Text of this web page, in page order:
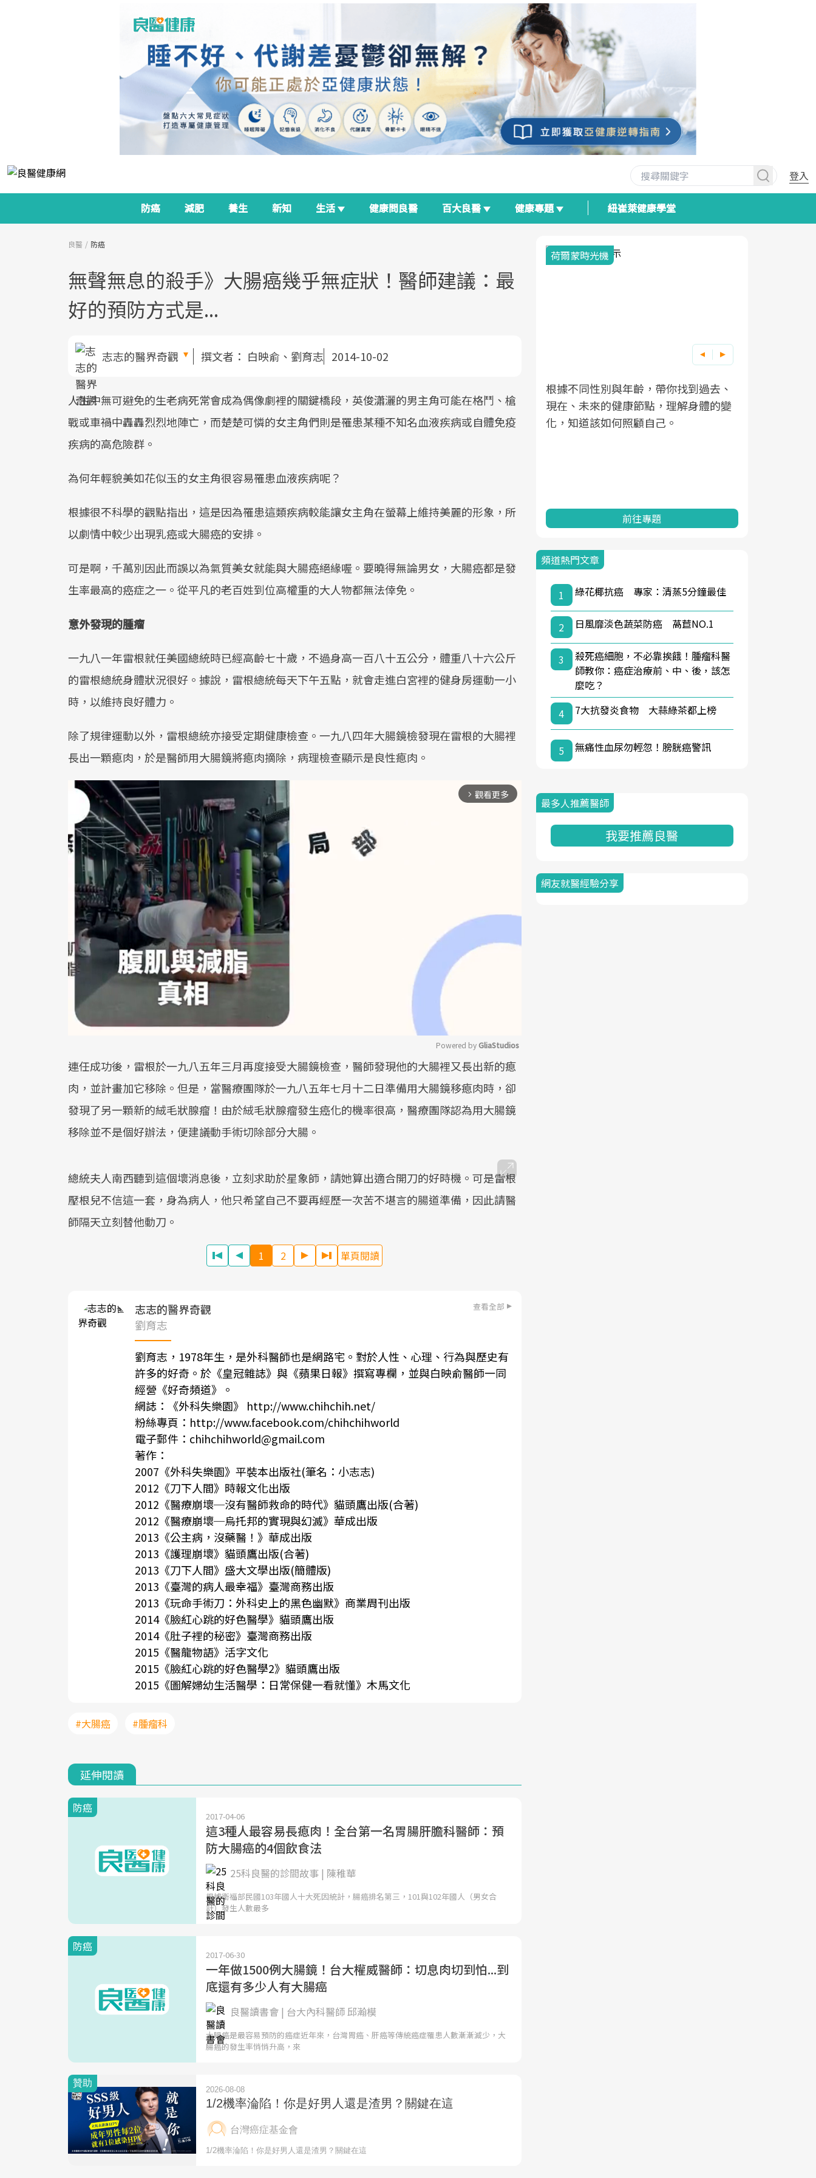
登入
防癌 減肥 養生 新知 生活 健康問良醫 百大良醫 健康專題 紐崔萊健康學堂
良醫 防癌
無聲無息的殺手》大腸癌幾乎無症狀！醫師建議：最
好的預防方式是...
志志的醫界奇觀 撰文者： 白映俞、劉育志 2014-10-02
人生中無可避免的生老病死常會成為偶像劇裡的關鍵橋段，英俊瀟灑的男主角可能在格鬥、槍
戰或車禍中轟轟烈烈地陣亡，而楚楚可憐的女主角們則是罹患某種不知名血液疾病或自體免疫
疾病的高危險群。
為何年輕貌美如花似玉的女主角很容易罹患血液疾病呢？
根據很不科學的觀點指出，這是因為罹患這類疾病較能讓女主角在螢幕上維持美麗的形象，所
以劇情中較少出現乳癌或大腸癌的安排。
可是啊，千萬別因此而誤以為氣質美女就能與大腸癌絕緣喔。要曉得無論男女，大腸癌都是發
生率最高的癌症之一。從平凡的老百姓到位高權重的大人物都無法倖免。
意外發現的腫瘤
一九八一年雷根就任美國總統時已經高齡七十歲，不過身高一百八十五公分，體重八十六公斤
的雷根總統身體狀況很好。據說，雷根總統每天下午五點，就會走進白宮裡的健身房運動一小
時，以維持良好體力。
除了規律運動以外，雷根總統亦接受定期健康檢查。一九八四年大腸鏡檢發現在雷根的大腸裡
長出一顆瘜肉，於是醫師用大腸鏡將瘜肉摘除，病理檢查顯示是良性瘜肉。
arrow_forward_ios 觀看更多
Mute
Powered by GliaStudios
連任成功後，雷根於一九八五年三月再度接受大腸鏡檢查，醫師發現他的大腸裡又長出新的瘜
肉，並計畫加它移除。但是，當醫療團隊於一九八五年七月十二日準備用大腸鏡移瘜肉時，卻
發現了另一顆新的絨毛狀腺瘤！由於絨毛狀腺瘤發生癌化的機率很高，醫療團隊認為用大腸鏡
移除並不是個好辦法，便建議動手術切除部分大腸。
總統夫人南西聽到這個壞消息後，立刻求助於星象師，請她算出適合開刀的好時機。可是雷根
壓根兒不信這一套，身為病人，他只希望自己不要再經歷一次苦不堪言的腸道準備，因此請醫
師隔天立刻替他動刀。
1 2 單頁閱讀
志志的醫界奇觀 查看全部
劉育志
劉育志，1978年生，是外科醫師也是網路宅。對於人性、心理、行為與歷史有
許多的好奇。於《皇冠雜誌》與《蘋果日報》撰寫專欄，並與白映俞醫師一同
經營《好奇頻道》。
網誌：《外科失樂園》 http://www.chihchih.net/
粉絲專頁：http://www.facebook.com/chihchihworld
電子郵件：chihchihworld@gmail.com
著作：
2007《外科失樂園》平裝本出版社(筆名：小志志)
2012《刀下人間》時報文化出版
2012《醫療崩壞─沒有醫師救命的時代》貓頭鷹出版(合著)
2012《醫療崩壞─烏托邦的實現與幻滅》華成出版
2013《公主病，沒藥醫！》華成出版
2013《護理崩壞》貓頭鷹出版(合著)
2013《刀下人間》盛大文學出版(簡體版)
2013《臺灣的病人最幸福》臺灣商務出版
2013《玩命手術刀：外科史上的黑色幽默》商業周刊出版
2014《臉紅心跳的好色醫學》貓頭鷹出版
2014《肚子裡的秘密》臺灣商務出版
2015《醫龍物語》活字文化
2015《臉紅心跳的好色醫學2》貓頭鷹出版
2015《圖解婦幼生活醫學：日常保健一看就懂》木馬文化
#大腸癌 #腫瘤科
延伸閱讀
防癌
2017-04-06
這3種人最容易長瘜肉！全台第一名胃腸肝膽科醫師：預
防大腸癌的4個飲食法
25科良醫的診間故事 | 陳稚華
根據衛福部民國103年國人十大死因統計，腸癌排名第三，101與102年國人（男女合
計）發生人數最多
防癌
2017-06-30
一年做1500例大腸鏡！台大權威醫師：切息肉切到怕...到
底還有多少人有大腸癌
良醫讀書會 | 台大內科醫師 邱瀚模
大腸癌是最容易預防的癌症近年來，台灣胃癌、肝癌等傳統癌症罹患人數漸漸減少，大
腸癌的發生率悄悄升高，來
邁向「健康照護」的新時代。隨著國家
政策如「健康台灣推動委員會」與「長
療院所的服務，更是民眾了解自身健康
前往專題
健康新生活」，從講座、體驗到運動，
全面啟動你的健康革命！
前往專題
發，透過醫學觀點與日常感受的對話，
建立對亞健康的認知，進而引導實際的
前往專題
荷爾蒙時光機
根據不同性別與年齡，帶你找到過去、
現在、未來的健康節點，理解身體的變
化，知道該如何照顧自己。
前往專題
頻道熱門文章
1 綠花椰抗癌 專家：清蒸5分鐘最佳
2 日風靡淡色蔬菜防癌 萵苣NO.1
3
殺死癌細胞，不必靠挨餓！腫瘤科醫
師教你：癌症治療前、中、後，該怎
麼吃？
4
7大抗發炎食物 大蒜綠茶都上榜
5 無痛性血尿勿輕忽！膀胱癌警訊
最多人推薦醫師
我要推薦良醫
網友就醫經驗分享